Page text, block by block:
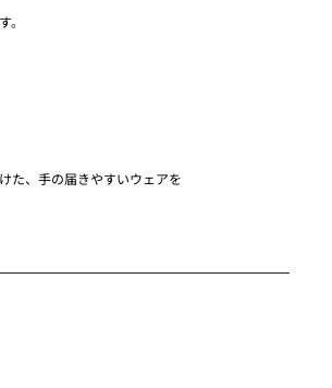
た、手の届きやすいウェアを